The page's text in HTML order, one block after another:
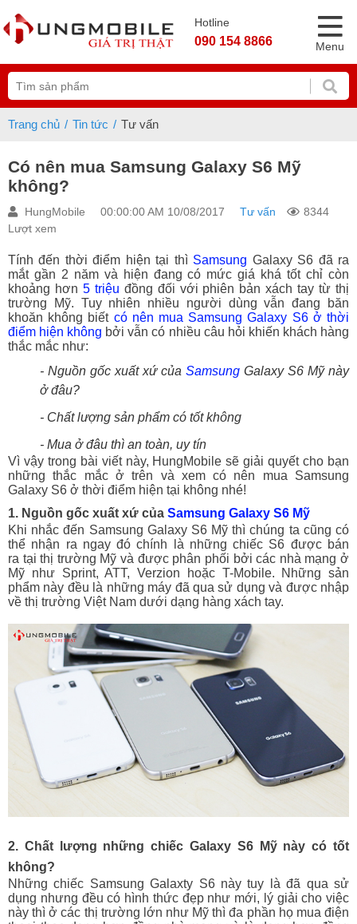
Hotline
090 154 8866 Menu
Trang chủ Tin tức Tư vấn
Có nên mua Samsung Galaxy S6 Mỹ
không?
HungMobile 00:00:00 AM 10/08/2017 Tư vấn
8344
Lượt xem
Tính đến thời điểm hiện tại thì Samsung Galaxy S6 đã ra
mắt gần 2 năm và hiện đang có mức giá khá tốt chỉ còn
khoảng hơn 5 triệu đồng đối với phiên bản xách tay từ thị
trường Mỹ. Tuy nhiên nhiều người dùng vẫn đang băn
khoăn không biếtcó nên mua Samsung Galaxy S6 ở thời
điểm hiện không bởi vẫn có nhiều câu hỏi khiến khách hàng
thắc mắc như:
- Nguồn gốc xuất xứ của Samsung Galaxy S6 Mỹ này
ở đâu?
- Chất lượng sản phẩm có tốt không
- Mua ở đâu thì an toàn, uy tín
Vì vậy trong bài viết này, HungMobile sẽ giải quyết cho bạn
những thắc mắc ở trên và xem có nên mua Samsung
Galaxy S6 ở thời điểm hiện tại không nhé!
1. Nguồn gốc xuất xứ của Samsung Galaxy S6 Mỹ
Khi nhắc đến Samsung Galaxy S6 Mỹ thì chúng ta cũng có
thể nhận ra ngay đó chính là những chiếc S6 được bán
ra tại thị trường Mỹ và được phân phối bởi các nhà mạng ở
Mỹ như Sprint, ATT, Verzion hoặc T-Mobile. Những sản
phẩm này đều là những máy đã qua sử dụng và được nhập
về thị trường Việt Nam dưới dạng hàng xách tay.
2. Chất lượng những chiếc Galaxy S6 Mỹ này có tốt
không?
Những chiếc Samsung Galaxty S6 này tuy là đã qua sử
dụng nhưng đều có hình thức đẹp như mới, lý giải cho việc
này thì ở các thị trường lớn như Mỹ thì đa phần họ mua điện